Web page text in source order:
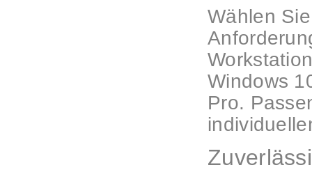
Wählen
Windows
Pro.